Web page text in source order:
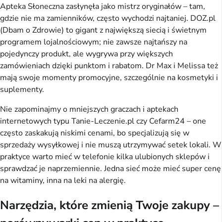
Apteka Słoneczna zasłynęła jako mistrz oryginałów – tam,
gdzie nie ma zamienników, często wychodzi najtaniej. DOZ.pl
(Dbam o Zdrowie) to gigant z największą siecią i świetnym
programem lojalnościowym; nie zawsze najtańszy na
pojedynczy produkt, ale wygrywa przy większych
zamówieniach dzięki punktom i rabatom. Dr Max i Melissa też
mają swoje momenty promocyjne, szczególnie na kosmetyki i
suplementy.
Nie zapominajmy o mniejszych graczach i aptekach
internetowych typu Tanie-Leczenie.pl czy Cefarm24 – one
często zaskakują niskimi cenami, bo specjalizują się w
sprzedaży wysyłkowej i nie muszą utrzymywać setek lokali. W
praktyce warto mieć w telefonie kilka ulubionych sklepów i
sprawdzać je naprzemiennie. Jedna sieć może mieć super cenę
na witaminy, inna na leki na alergię.
Narzędzia, które zmienią Twoje zakupy –